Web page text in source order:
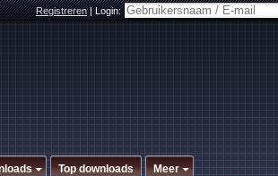
Registreren|Login:
Top downloads Meer